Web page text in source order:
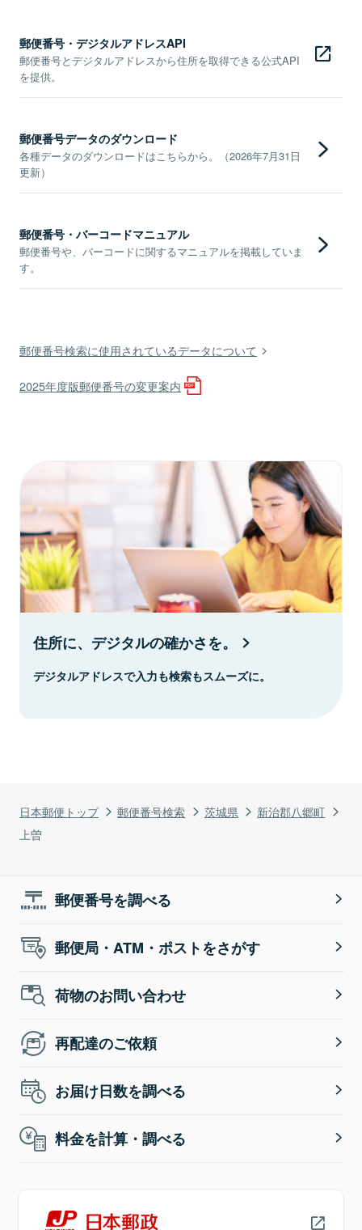
日本郵便トップ 郵便番号検索 茨城県
新治郡八郷町
上曽
郵便番号・デジタルアドレスAPI
郵便番号とデジタルアドレスから住所を取得できる公式API
を提供。
郵便番号データのダウンロード
各種データのダウンロードはこちらから。（2026年7月31日
更新）
郵便番号・バーコードマニュアル
郵便番号や、バーコードに関するマニュアルを掲載していま
す。
郵便番号検索に使用されているデータについて
2025年度版郵便番号の変更案内
住所に、デジタルの確かさを。
デジタルアドレスで入力も検索もスムーズに。
郵便番号を調べる
郵便局・ATM・ポストをさがす
荷物のお問い合わせ
再配達のご依頼
お届け日数を調べる
料金を計算・調べる